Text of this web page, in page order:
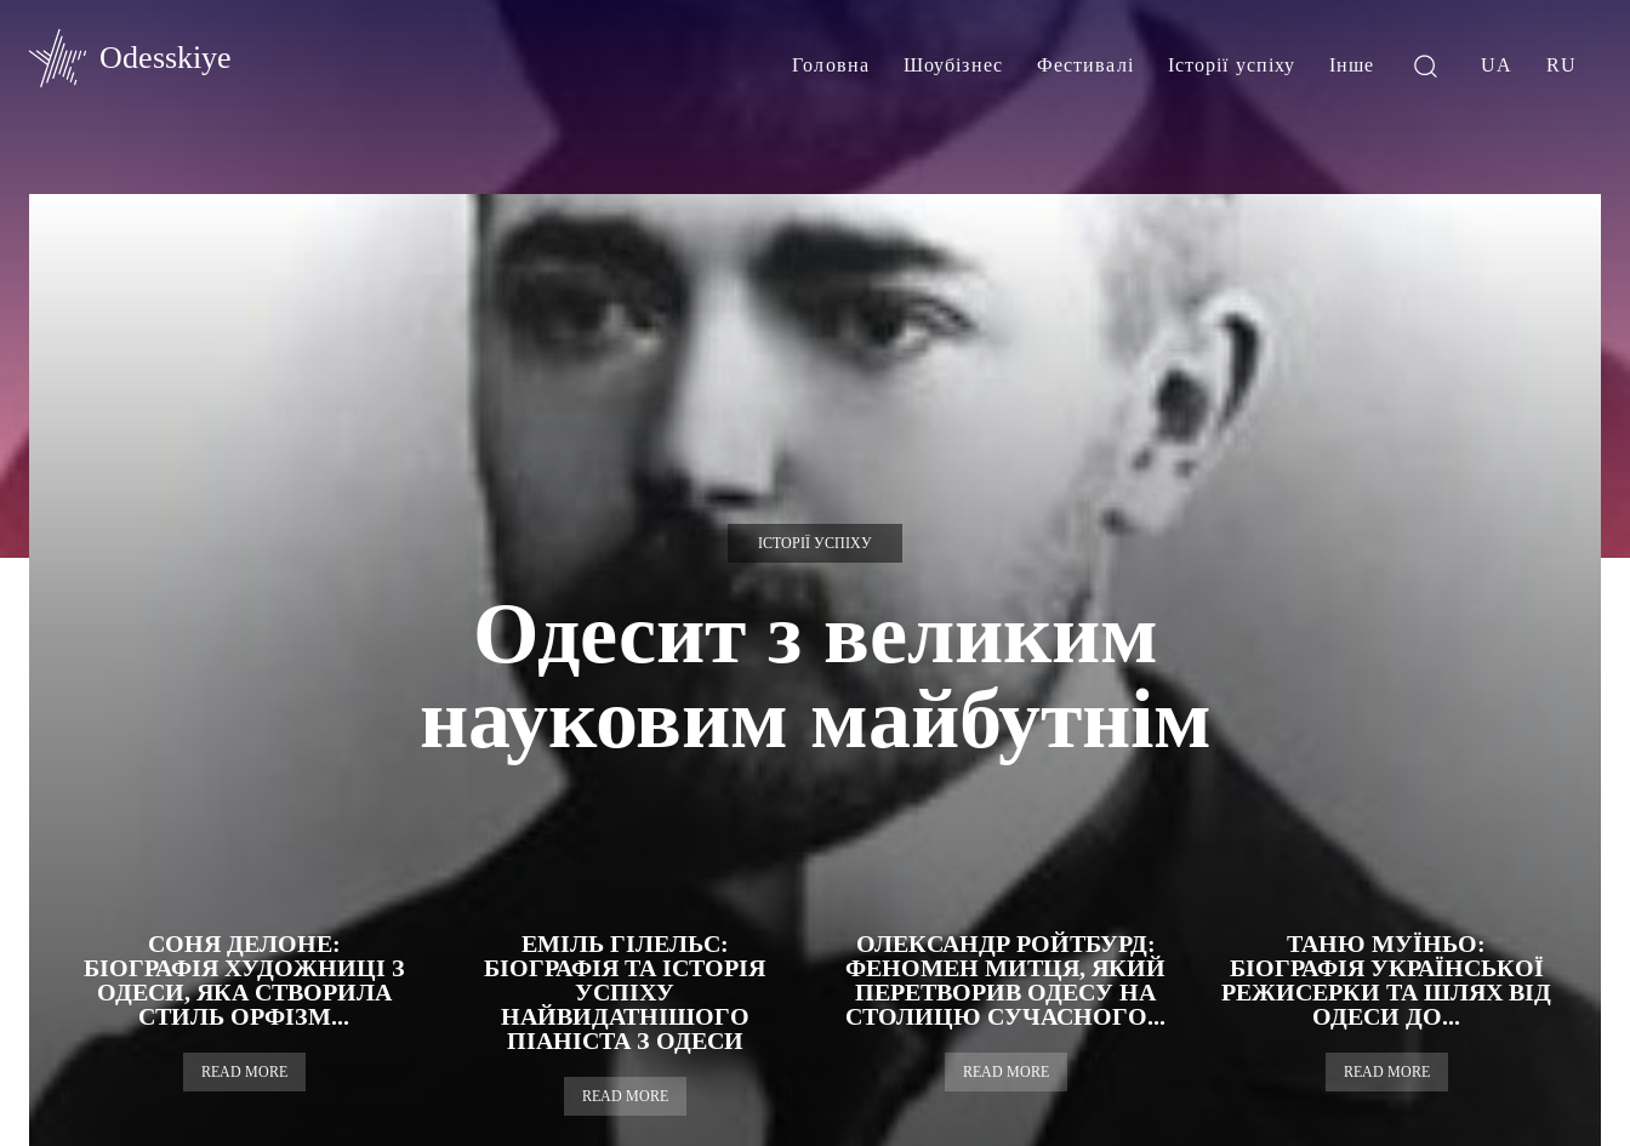
Odesskiye Головна Шоубізнес Фестивалі Історії успіху Інше UA RU
ІСТОРІЇ УСПІХУ
Одесит з великим
науковим майбутнім
СОНЯ ДЕЛОНЕ:
БІОГРАФІЯ ХУДОЖНИЦІ З
ОДЕСИ, ЯКА СТВОРИЛА
СТИЛЬ ОРФІЗМ...
READ MORE
ЕМІЛЬ ГІЛЕЛЬС:
БІОГРАФІЯ ТА ІСТОРІЯ
УСПІХУ
НАЙВИДАТНІШОГО
ПІАНІСТА З ОДЕСИ
READ MORE
ОЛЕКСАНДР РОЙТБУРД:
ФЕНОМЕН МИТЦЯ, ЯКИЙ
ПЕРЕТВОРИВ ОДЕСУ НА
СТОЛИЦЮ СУЧАСНОГО...
READ MORE
ТАНЮ МУЇНЬО:
БІОГРАФІЯ УКРАЇНСЬКОЇ
РЕЖИСЕРКИ ТА ШЛЯХ ВІД
ОДЕСИ ДО...
READ MORE